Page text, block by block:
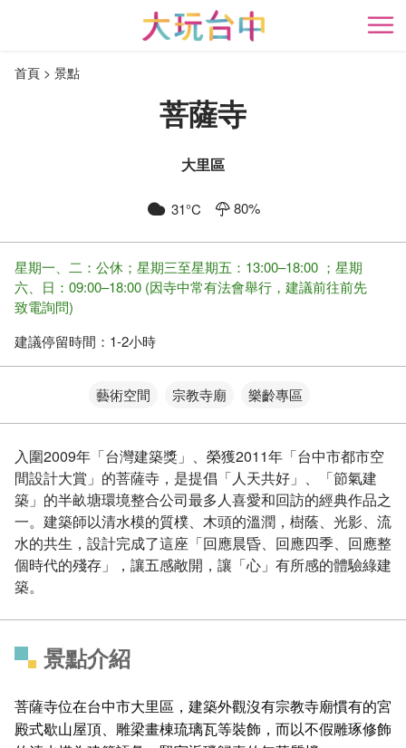
開
首頁 景點
菩薩寺
大里區
31°C 80%
星期一、二：公休；星期三至星期五：13:00–18:00 ；星期
六、日：09:00–18:00 (因寺中常有法會舉行，建議前往前先
致電詢問)
建議停留時間： 1-2小時
藝術空間 宗教寺廟 樂齡專區
入圍2009年「台灣建築獎」、榮獲2011年「台中市都市空
間設計大賞」的菩薩寺，是提倡「人天共好」、「節氣建
築」的半畝塘環境整合公司最多人喜愛和回訪的經典作品之
一。建築師以清水模的質樸、木頭的溫潤，樹蔭、光影、流
水的共生，設計完成了這座「回應晨昏、回應四季、回應整
個時代的殘存」，讓五感敞開，讓「心」有所感的體驗綠建
築。
景點介紹
菩薩寺位在台中市大里區，建築外觀沒有宗教寺廟慣有的宮
殿式歇山屋頂、雕梁畫棟琉璃瓦等裝飾，而以不假雕琢修飾